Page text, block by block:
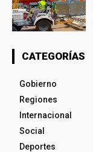
CATEGORÍAS
Gobierno
Regiones
Internacional
Social
Deportes